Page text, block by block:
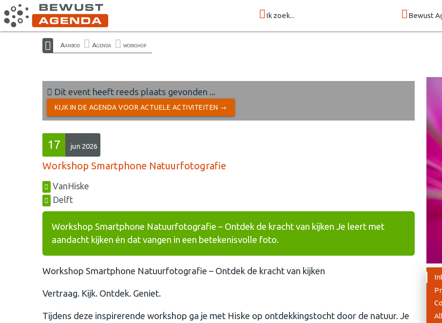
Ik zoek... Bewust
Aanbod Agenda workshop
Dit event heeft reeds plaats gevonden ...
KIJK IN DE AGENDA VOOR ACTUELE ACTIVITEITEN →
17 jun 2026
Workshop Smartphone Natuurfotografie
VanHiske
Delft
Workshop Smartphone Natuurfotografie – Ontdek de kracht van kijken Je leert met
aandacht kijken én dat vangen in een betekenisvolle foto.
Workshop Smartphone Natuurfotografie – Ontdek de kracht van kijken
Vertraag. Kijk. Ontdek. Geniet.
Tijdens deze inspirerende workshop ga je met Hiske op ontdekkingstocht door de natuur. Je